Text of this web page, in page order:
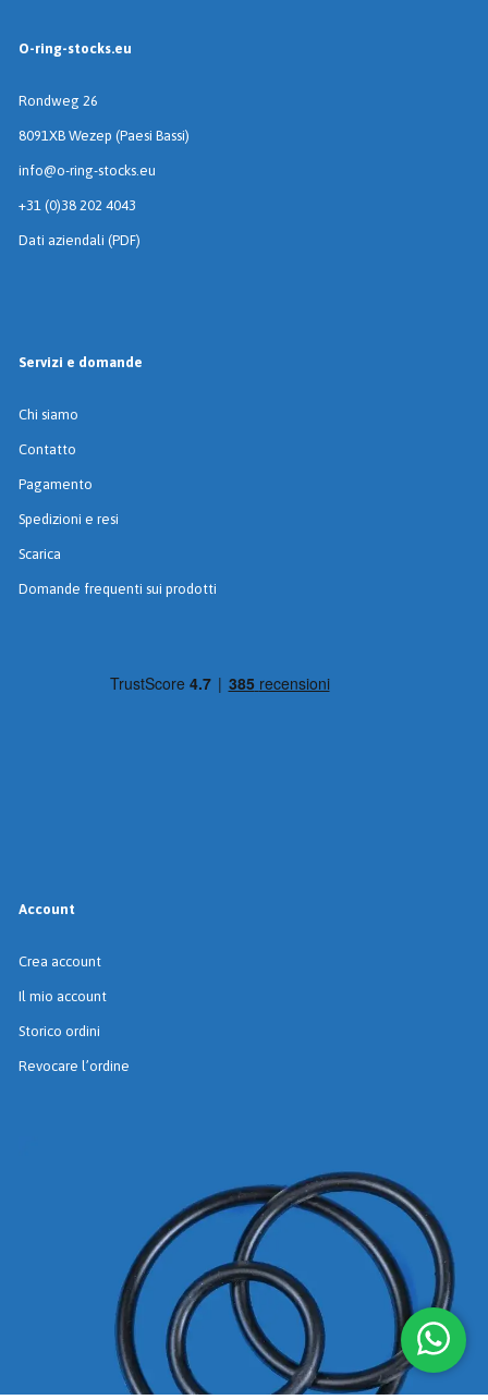
O-ring-stocks.eu
Rondweg 26
8091XB Wezep (Paesi Bassi)
info@o-ring-stocks.eu
+31 (0)38 202 4043
Dati aziendali (PDF)
Servizi e domande
Chi siamo
Contatto
Pagamento
Spedizioni e resi
Scarica
Domande frequenti sui prodotti
Account
Crea account
Il mio account
Storico ordini
Revocare l’ordine